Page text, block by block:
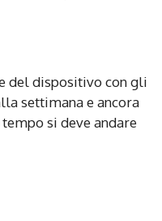
del dispositivo con gli
settimana e ancora
si deve andare